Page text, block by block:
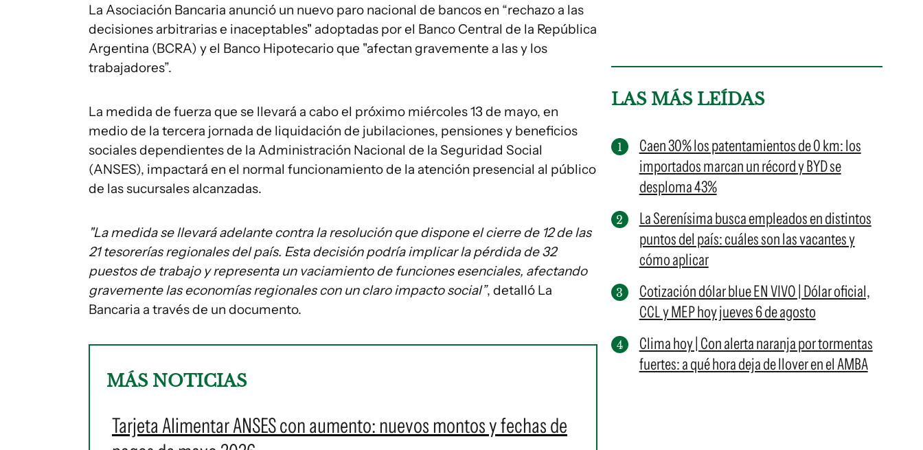
La Asociación Bancaria anunció un nuevo paro nacional de bancos en “rechazo a las
decisiones arbitrarias e inaceptables" adoptadas por el Banco Central de la República
Argentina (BCRA) y el Banco Hipotecario que "afectan gravemente a las y los
trabajadores”.
La medida de fuerza que se llevará a cabo el próximo miércoles 13 de mayo, en
medio de la tercera jornada de liquidación de jubilaciones, pensiones y beneficios
sociales dependientes de la Administración Nacional de la Seguridad Social
(ANSES), impactará en el normal funcionamiento de la atención presencial al público
de las sucursales alcanzadas.
"La medida se llevará adelante contra la resolución que dispone el cierre de 12 de las
21 tesorerías regionales del país. Esta decisión podría implicar la pérdida de 32
puestos de trabajo y representa un vaciamiento de funciones esenciales, afectando
gravemente las economías regionales con un claro impacto social”, detalló La
Bancaria a través de un documento.
MÁS NOTICIAS
Tarjeta Alimentar ANSES con aumento: nuevos montos y fechas de
LAS MÁS LEÍDAS
Caen 30% los patentamientos de 0 km: los
importados marcan un récord y BYD se
desploma 43%
La Serenísima busca empleados en distintos
puntos del país: cuáles son las vacantes y
cómo aplicar
Cotización dólar blue EN VIVO | Dólar oficial,
CCL y MEP hoy jueves 6 de agosto
Clima hoy | Con alerta naranja por tormentas
fuertes: a qué hora deja de llover en el AMBA